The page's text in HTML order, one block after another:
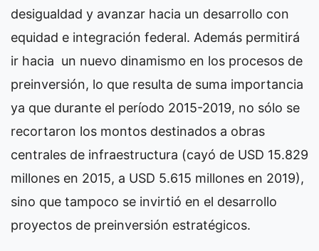
desigualdad y avanzar hacia un desarrollo con
equidad e integración federal. Además permitirá
ir hacia un nuevo dinamismo en los procesos de
preinversión, lo que resulta de suma importancia
ya que durante el período 2015-2019, no sólo se
recortaron los montos destinados a obras
centrales de infraestructura (cayó de USD 15.829
millones en 2015, a USD 5.615 millones en 2019),
sino que tampoco se invirtió en el desarrollo
proyectos de preinversión estratégicos.